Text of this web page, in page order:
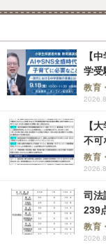
【
学受
教育
【
不可
教育
司法
239
教育